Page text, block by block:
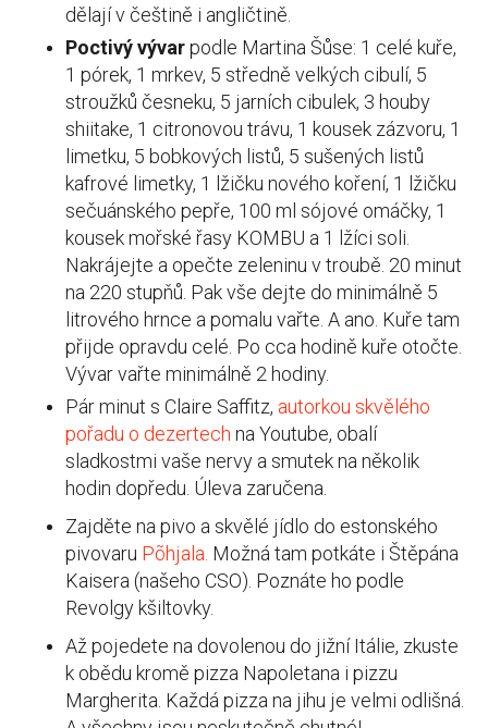
dělají v češtině i angličtině.
Poctivý vývarpodle Martina Šůse: 1 celé kuře,
1 pórek, 1 mrkev, 5 středně velkých cibulí, 5
stroužků česneku, 5 jarních cibulek, 3 houby
shiitake, 1 citronovou trávu, 1 kousek zázvoru, 1
limetku, 5 bobkových listů, 5 sušených listů
kafrové limetky, 1 lžičku nového koření, 1 lžičku
sečuánského pepře, 100 ml sójové omáčky, 1
kousek mořské řasy KOMBU a 1 lžíci soli.
Nakrájejte a opečte zeleninu v troubě. 20 minut
na 220 stupňů. Pak vše dejte do minimálně 5
litrového hrnce a pomalu vařte. A ano. Kuře tam
přijde opravdu celé. Po cca hodině kuře otočte.
Vývar vařte minimálně 2 hodiny.
Pár minut s Claire Saffitz, autorkou skvělého
pořadu o dezertech na Youtube, obalí
sladkostmi vaše nervy a smutek na několik
hodin dopředu. Úleva zaručena.
Zajděte na pivo a skvělé jídlo do estonského
pivovaru Põhjala. Možná tam potkáte i Štěpána
Kaisera (našeho CSO). Poznáte ho podle
Revolgy kšiltovky.
Až pojedete na dovolenou do jižní Itálie, zkuste
k obědu kromě pizza Napoletana i pizzu
Margherita. Každá pizza na jihu je velmi odlišná.